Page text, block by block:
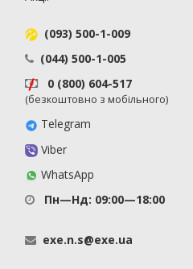
(093) 500-1-009
(044) 500-1-005
0 (800) 604-517
(безкоштовно з мобільного)
Telegram
Viber
WhatsApp
Пн—Нд: 09:00—18:00
exe.n.s@exe.ua